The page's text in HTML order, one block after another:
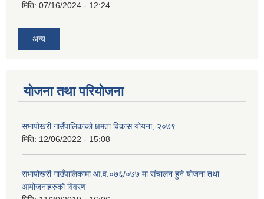
मिति: 07/16/2024 - 12:24
अन्य
योजना तथा परियोजना
सभापोखरी गाउँपालिकाको क्षमता विकास योयना, २०७९
मिति: 12/06/2022 - 15:08
सभापोखरी गाउँपालिकामा आ.व.०७६/०७७ मा संचालन हुने योजना तथा
आयोजनाहरुको विवरण